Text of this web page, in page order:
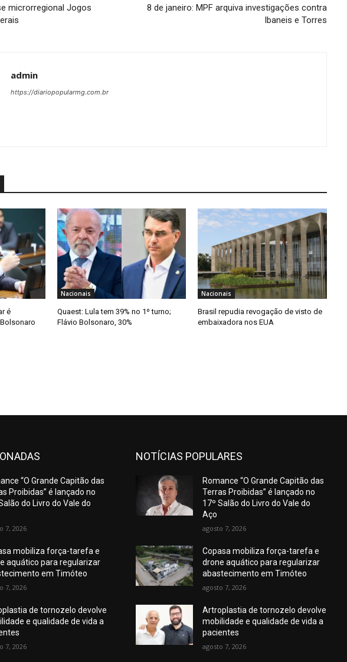
microrregional Jogos
8 de janeiro: MPF arquiva investigações contra
Ibaneis e Torres
admin
https://diariopopularmg.com.br
é
Nacionais
Quaest: Lula tem 39% no 1º turno;
Flávio Bolsonaro, 30%
Nacionais
Brasil repudia revogação de visto de
embaixadora nos EUA
“O Grande Capitão das
Proibidas” é lançado no
do Livro do Vale do
7, 2026
mobiliza força-tarefa e
aquático para regularizar
em Timóteo
7, 2026
de tornozelo devolve
e qualidade de vida a
7, 2026
NOTÍCIAS POPULARES
Romance “O Grande Capitão das
Terras Proibidas” é lançado no
17º Salão do Livro do Vale do
Aço
agosto 7, 2026
Copasa mobiliza força-tarefa e
drone aquático para regularizar
abastecimento em Timóteo
agosto 7, 2026
Artroplastia de tornozelo devolve
mobilidade e qualidade de vida a
pacientes
agosto 7, 2026